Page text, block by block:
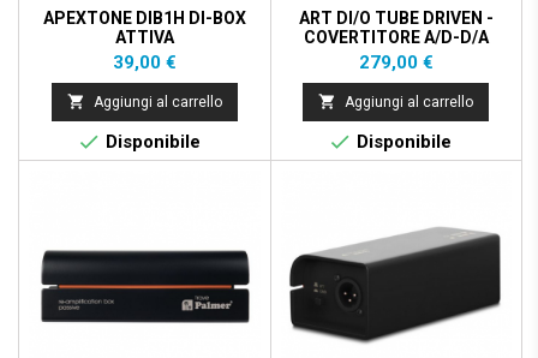
APEXTONE DIB1H DI-BOX
ATTIVA
Prezzo
39,00 €
 Aggiungi al carrello
 Disponibile
ART DI/O TUBE DRIVEN -
COVERTITORE A/D-D/A
STEREO A 24BIT
Prezzo
279,00 €
 Aggiungi al carrello
 Disponibile